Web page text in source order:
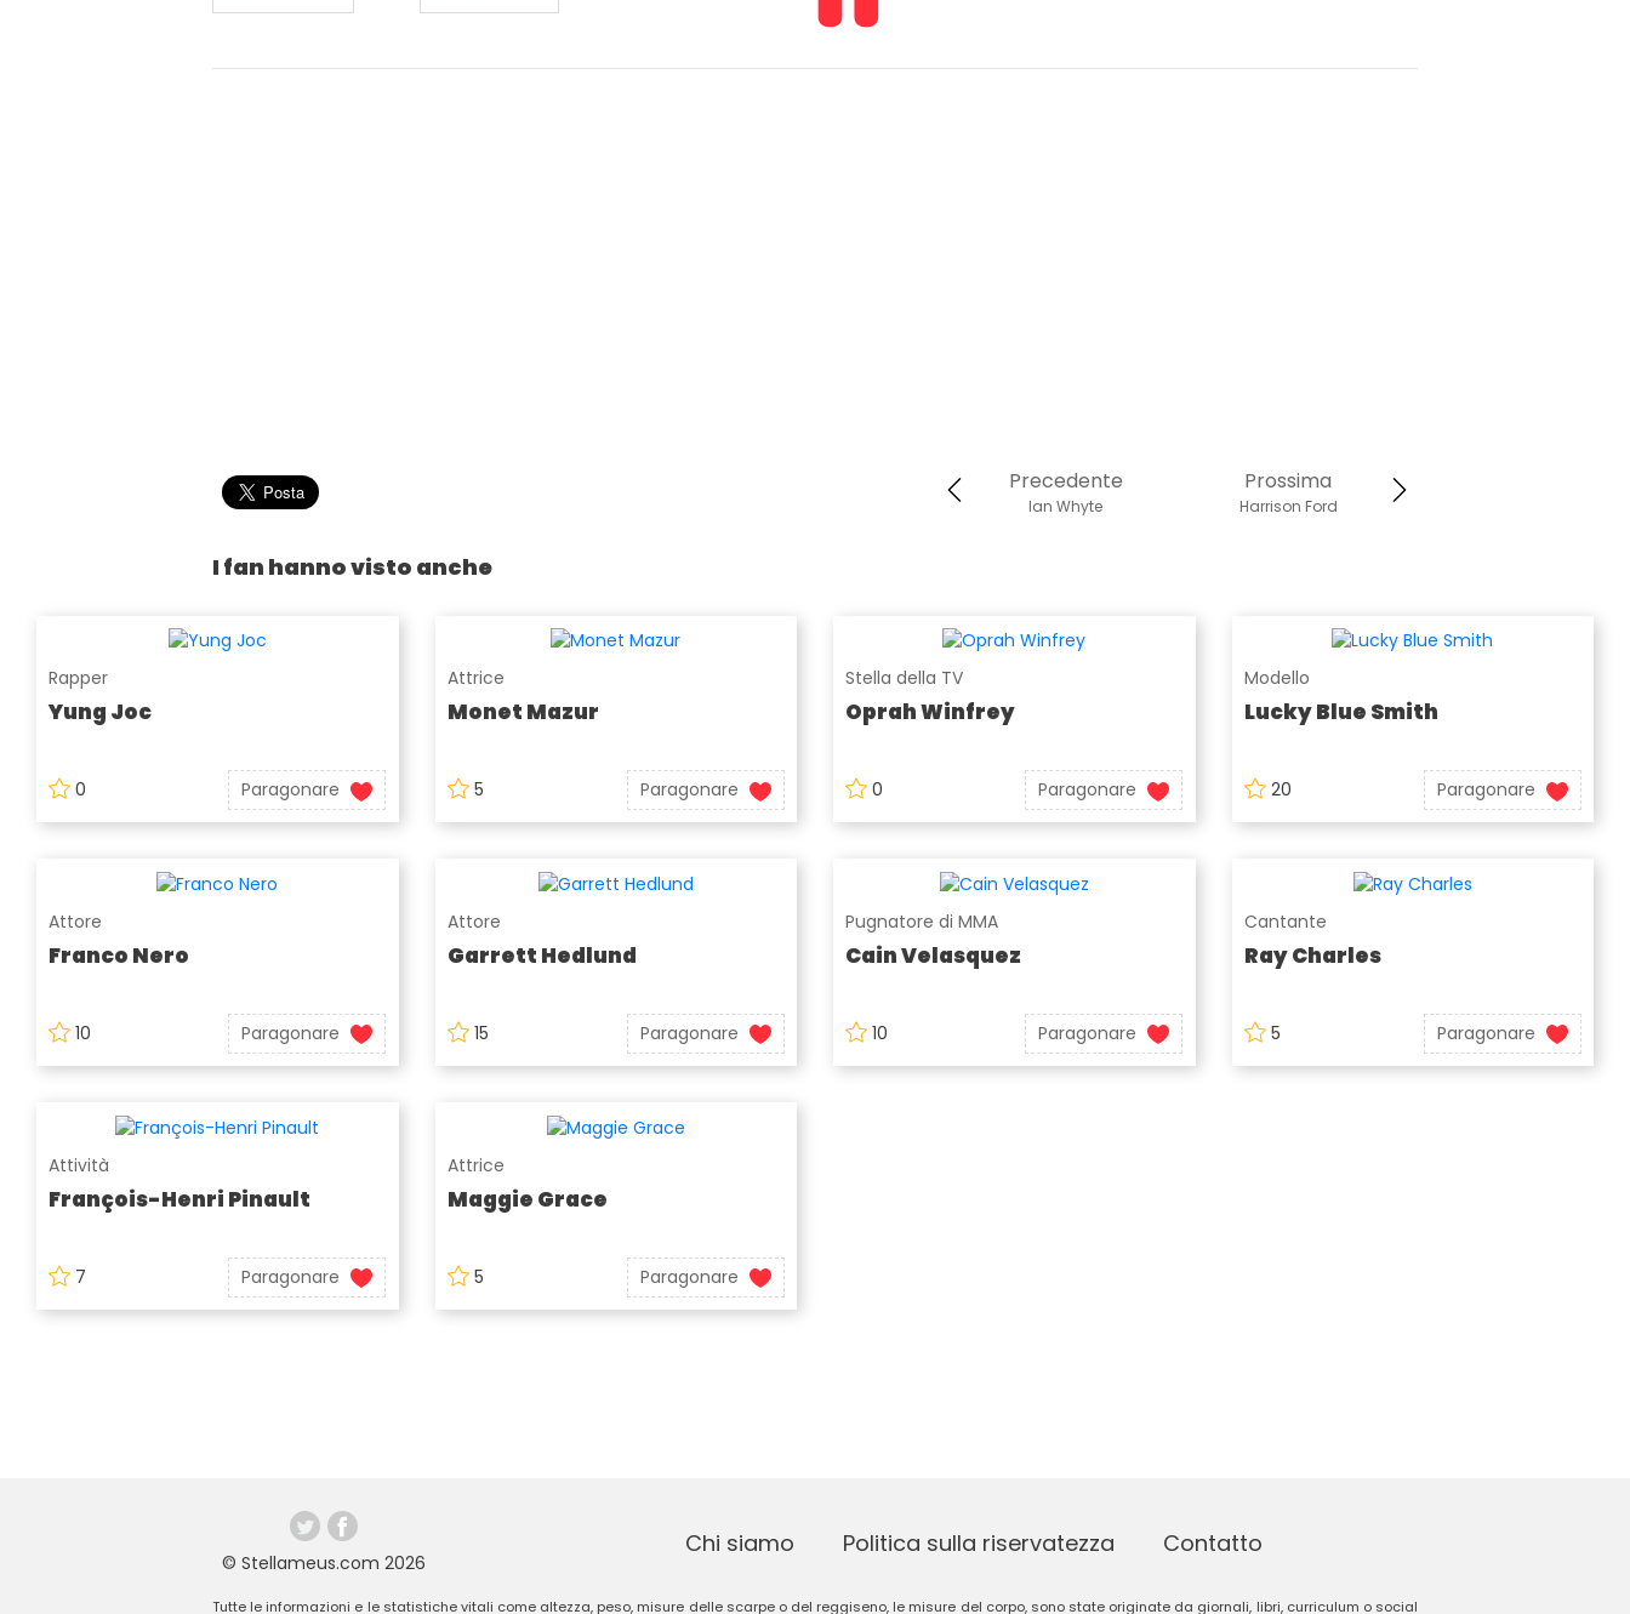
Prossima
Harrison Ford
Precedente
Ian Whyte
I fan hanno visto anche
Rapper
Yung Joc
0 Paragonare
Attrice
Monet Mazur
5 Paragonare
Stella della TV
Oprah Winfrey
0 Paragonare
Modello
Lucky Blue Smith
20 Paragonare
Attore
Franco Nero
10 Paragonare
Attore
Garrett Hedlund
15 Paragonare
Pugnatore di MMA
Cain Velasquez
10 Paragonare
Cantante
Ray Charles
5 Paragonare
Attività
François-Henri Pinault
7 Paragonare
Attrice
Maggie Grace
5 Paragonare
© Stellameus.com 2026
Chi siamo Politica sulla riservatezza Contatto
Tutte le informazioni e le statistiche vitali come altezza, peso, misure delle scarpe o del reggiseno, le misure del corpo, sono state originate da giornali, libri, curriculum o social